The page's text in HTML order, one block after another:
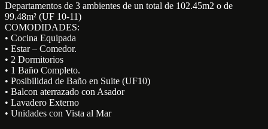
Departamentos de 3 ambientes de un total de 102.45m2 o de
99.48m² (UF 10-11)
COMODIDADES:
• Cocina Equipada
• Estar – Comedor.
• 2 Dormitorios
• 1 Baño Completo.
• Posibilidad de Baño en Suite (UF10)
• Balcon aterrazado con Asador
• Lavadero Externo
• Unidades con Vista al Mar